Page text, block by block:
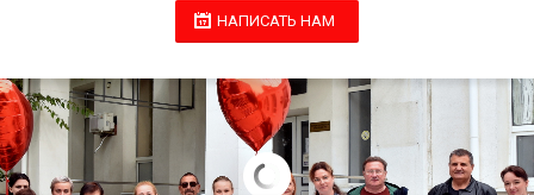
НАПИСАТЬ НАМ